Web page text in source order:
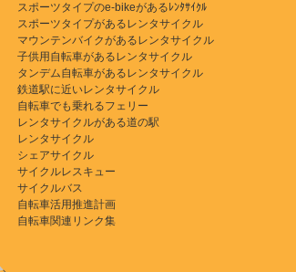
スポーツタイプのe-bikeがあるﾚﾝﾀｻｲｸﾙ
スポーツタイプがあるレンタサイクル
マウンテンバイクがあるレンタサイクル
子供用自転車があるレンタサイクル
タンデム自転車があるレンタサイクル
鉄道駅に近いレンタサイクル
自転車でも乗れるフェリー
レンタサイクルがある道の駅
レンタサイクル
シェアサイクル
サイクルレスキュー
サイクルバス
自転車活用推進計画
自転車関連リンク集